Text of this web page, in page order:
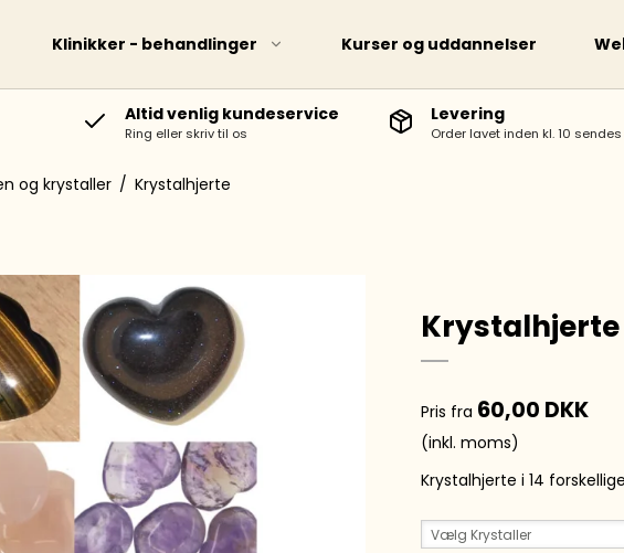
Klinikker - behandlinger Kurser og uddannelser
Røgelse
Altid venlig kundeservice
Ring eller skriv til os
Levering
Order lavet inden kl. 10
og krystaller / Krystalhjerte
Krystalhjerte
Pris fra 60,00 DKK
(inkl. moms)
Krystalhjerte i 14
Vælg Krystaller